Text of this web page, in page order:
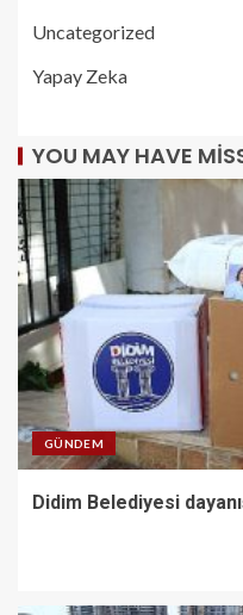
Uncategorized
Yapay Zeka
YOU MAY HAVE
GÜNDEM
Didim Belediyesi